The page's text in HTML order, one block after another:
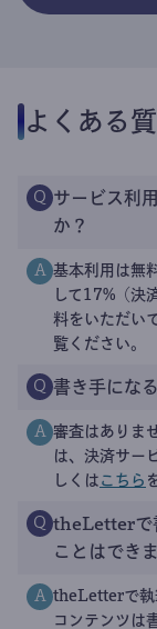
よくある
Q サービス利
か？
A 基本利用は無
して17%（決
料をいただい
覧ください。
Q 書き手にな
A 審査はありま
は、決済サー
しくは こちら
Q theLetterで
ことはでき
A theLetterで執
コンテンツは